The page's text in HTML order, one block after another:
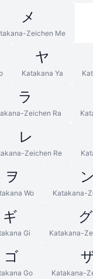
メ
Zeichen Me
ヤ
Katakana Ya
ラ
Zeichen Ra
レ
Zeichen Re
ヲ
Wo
ン
Katakana-
ギ
Gi
グ
Katakana-
ゴ
Go Katakana-